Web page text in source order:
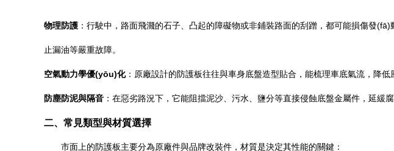
物理防護 ：行駛中，路面飛濺的石子、凸起的障礙物或非鋪裝路面的刮蹭，都可能損傷發
止漏油等嚴重故障。
空氣動力學優(yōu)化：原廠設計的防護板往往與車身底盤造型貼合，能梳理車底氣流，降
防塵防泥與隔音 ：在惡劣路況下，它能阻擋泥沙、污水、鹽分等直接侵蝕底盤金屬件，延緩
二、常見類型與材質選擇
市面上的防護板主要分為原廠件與品牌改裝件，材質是決定其性能的關鍵：